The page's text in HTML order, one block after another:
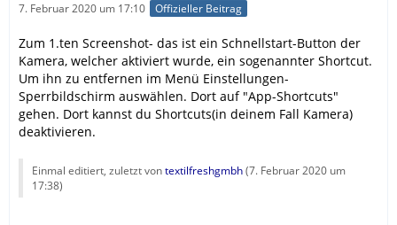
7. Februar 2020 um 17:10 Offizieller Beitrag
Zum 1.ten Screenshot- das ist ein Schnellstart-Button der
Kamera, welcher aktiviert wurde, ein sogenannter Shortcut.
Um ihn zu entfernen im Menü Einstellungen-
Sperrbildschirm auswählen. Dort auf "App-Shortcuts"
gehen. Dort kannst du Shortcuts(in deinem Fall Kamera)
deaktivieren.
Einmal editiert, zuletzt vontextilfreshgmbh(7. Februar 2020 um
17:38)